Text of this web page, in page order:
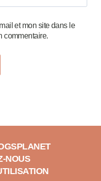
et mon site dans le
commentaire.
NOUS